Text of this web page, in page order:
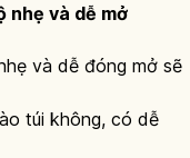
nhẹ và dễ mở
và dễ đóng mở sẽ
túi không, có dễ